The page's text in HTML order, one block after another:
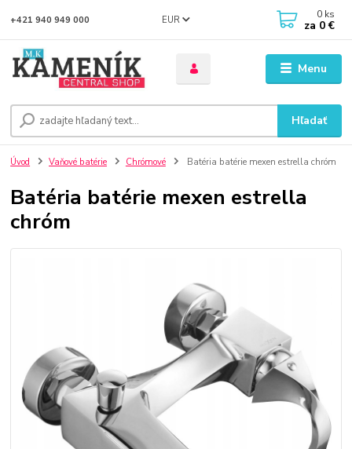
Menu
EUR
Hľadať
+421 940 949 000 0 ks
za 0 €
Úvod Vaňové batérie Chrómové Batéria batérie mexen estrella chróm
Batéria batérie mexen estrella
chróm